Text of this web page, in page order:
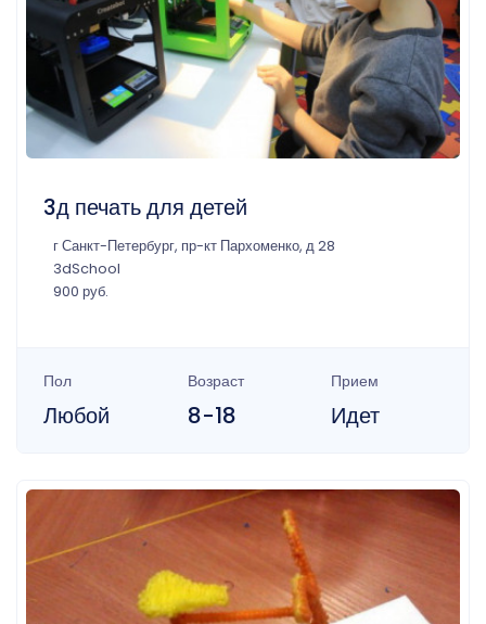
3д печать для детей
г Санкт-Петербург, пр-кт Пархоменко, д 28
3dSchool
900 руб.
Пол
Любой
Возраст
8-18
Прием
Идет